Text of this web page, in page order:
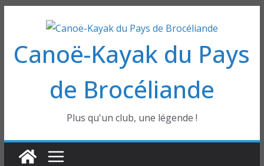
contenu
Canoë-Kayak du Pays
de Brocéliande
Plus qu'un club, une légende !